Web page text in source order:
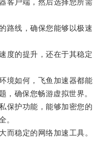
户端，然后选择您所需
线，确保您能够以极速
的提升，还在于其稳定
如何，飞鱼加速器都能
，确保您畅游虚拟世界。
护功能，能够加密您的
。
稳定的网络加速工具。